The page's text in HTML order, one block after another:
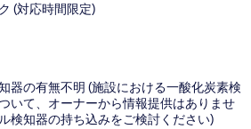
(対応時間限定)
器の有無不明 (施設における一酸化炭素検
いて、オーナーから情報提供はありませ
検知器の持ち込みをご検討ください)